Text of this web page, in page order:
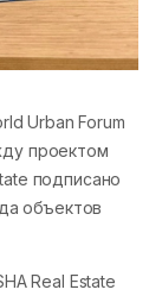
Urban Forum
проектом
подписано
объектов
Real Estate